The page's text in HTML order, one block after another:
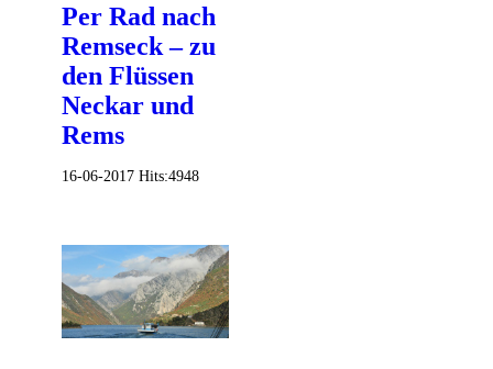
Per Rad nach
Remseck – zu
den Flüssen
Neckar und
Rems
16-06-2017 Hits:4948